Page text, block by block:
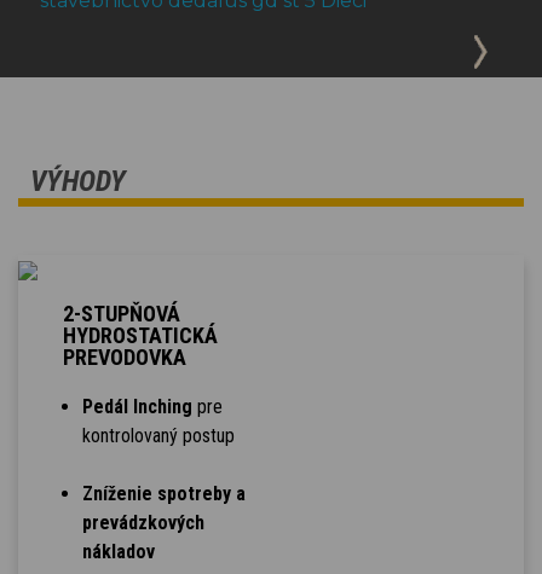
VÝHODY
2-STUPŇOVÁ
HYDROSTATICKÁ
PREVODOVKA
Pedál Inching pre
kontrolovaný postup
Zníženie spotreby a
prevádzkových
nákladov